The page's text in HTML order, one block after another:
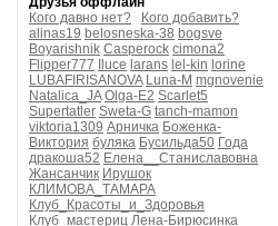
Кого давно нет?
Кого добавить?
alinas19 belosneska-38 bogsve
Boyarishnik Casperock cimona2
Flipper777
Iluce larans lel-kin lorine
LUBAFIRISANOVA Luna-M mgnovenie
Natalica_JA Olga-E2 Scarlet5
Supertatler Sweta-G tanch-mamon
viktoria1309 Арничка Боженка-
Виктория буляка Бусильда50 Года
дракоша52 Елена__Станиславовна
Жансанчик Ирушок
КЛИМОВА_ТАМАРА
Клуб_Красоты_и_Здоровья
Клуб_мастериц Лена-Бирюсинка